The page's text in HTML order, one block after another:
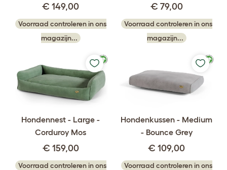
€ 149,00
Voorraad controleren in ons
magazijn...
€ 79,00
Voorraad controleren in ons
magazijn...
Hondennest - Large -
Corduroy Mos
€ 159,00
Voorraad controleren in ons
Hondenkussen - Medium
- Bounce Grey
€ 109,00
Voorraad controleren in ons